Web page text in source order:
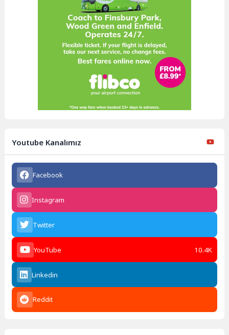
Youtube Kanalımız
Facebook
Instagram
Twitter
YouTube 10.4K
Linkedin
Reddit